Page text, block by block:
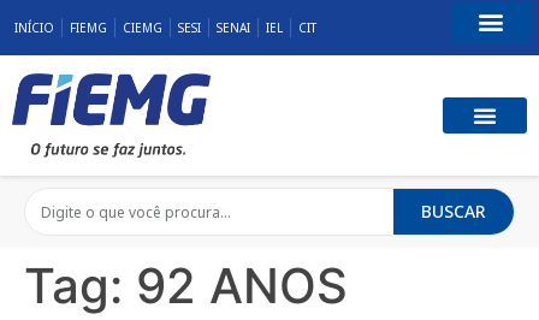
INÍCIO FIEMG CIEMG SESI SENAI IEL CIT
BUSCAR
Tag: 92 ANOS